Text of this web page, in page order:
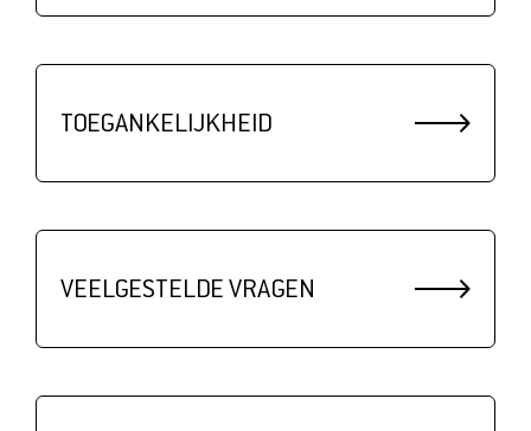
TOEGANKELIJKHEID
VEELGESTELDE VRAGEN